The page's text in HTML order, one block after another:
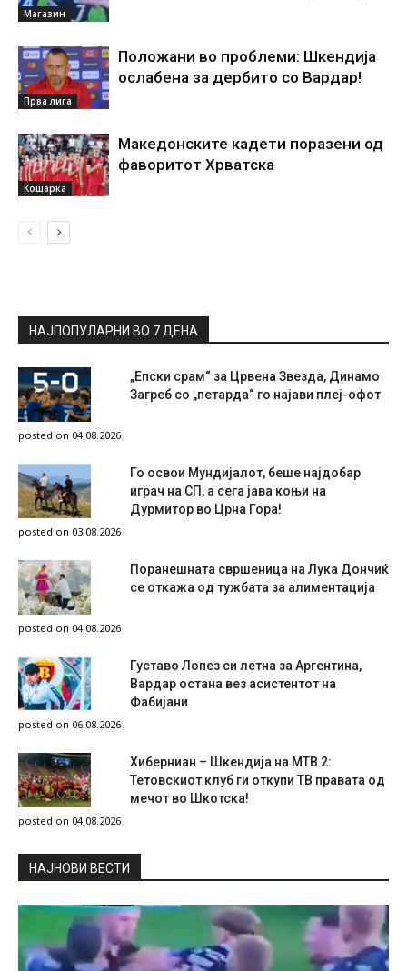
Магазин
Прва лига
Положани во проблеми: Шкендија
ослабена за дербито со Вардар!
Кошарка
Македонските кадети поразени од
фаворитот Хрватска
НАЈПОПУЛАРНИ ВО 7 ДЕНА
„Епски срам“ за Црвена Звезда, Динамо
Загреб со „петарда“ го најави плеј-офот
posted on 04.08.2026
Го освои Мундијалот, беше најдобар
играч на СП, а сега јава коњи на
Дурмитор во Црна Гора!
posted on 03.08.2026
Поранешната свршеница на Лука Дончиќ
се откажа од тужбата за алиментација
posted on 04.08.2026
Густаво Лопез си летна за Аргентина,
Вардар остана вез асистентот на
Фабијани
posted on 06.08.2026
Хиберниан – Шкендија на МТВ 2:
Тетовскиот клуб ги откупи ТВ правата од
мечот во Шкотска!
posted on 04.08.2026
НAЈНОВИ ВЕСТИ